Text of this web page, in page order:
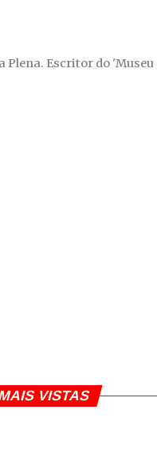
Plena. Escritor do
VISTAS